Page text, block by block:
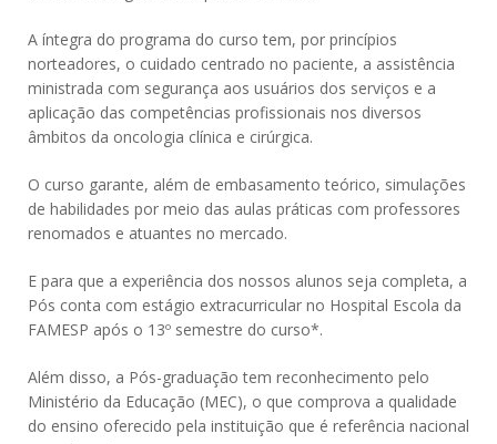
A íntegra do programa do curso tem, por princípios
norteadores, o cuidado centrado no paciente, a assistência
ministrada com segurança aos usuários dos serviços e a
aplicação das competências profissionais nos diversos
âmbitos da oncologia clínica e cirúrgica.
O curso garante, além de embasamento teórico, simulações
de habilidades por meio das aulas práticas com professores
renomados e atuantes no mercado.
E para que a experiência dos nossos alunos seja completa, a
Pós conta com estágio extracurricular no Hospital Escola da
FAMESP após o 13º semestre do curso*.
Além disso, a Pós-graduação tem reconhecimento pelo
Ministério da Educação (MEC), o que comprova a qualidade
do ensino oferecido pela instituição que é referência nacional